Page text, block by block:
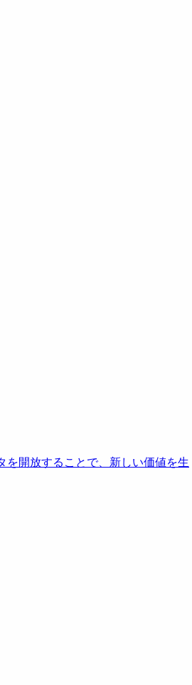
を開放することで、新しい価値を生